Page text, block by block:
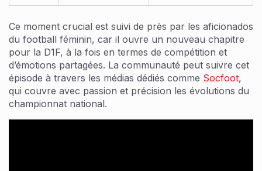
Ce moment crucial est suivi de près par les aficionados
du football féminin, car il ouvre un nouveau chapitre
pour la D1F, à la fois en termes de compétition et
d’émotions partagées. La communauté peut suivre cet
épisode à travers les médias dédiés comme Socfoot,
qui couvre avec passion et précision les évolutions du
championnat national.